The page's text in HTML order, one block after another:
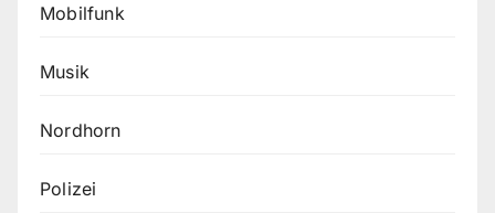
Mobilfunk
Musik
Nordhorn
Polizei